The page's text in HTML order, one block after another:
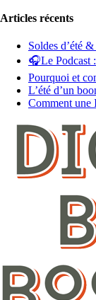
Articles récents
Soldes d’été
🎧Le Podcast
Pourquoi et
L’été d’un
Comment une